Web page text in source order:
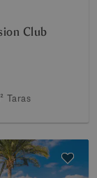
Club
Taras